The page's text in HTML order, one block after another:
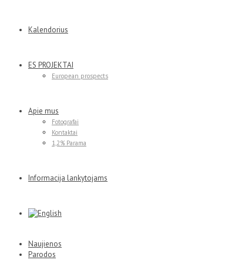
Kalendorius
ES PROJEKTAI
European prospects
Apie mus
Fotografai
Kontaktai
1,2% Parama
Informacija lankytojams
Naujienos
Parodos